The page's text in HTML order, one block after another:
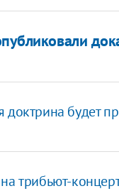
будет
трибьют-